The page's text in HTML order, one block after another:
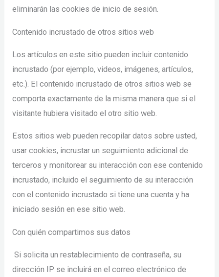
eliminarán las cookies de inicio de sesión.
Contenido incrustado de otros sitios web
Los artículos en este sitio pueden incluir contenido
incrustado (por ejemplo, videos, imágenes, artículos,
etc.). El contenido incrustado de otros sitios web se
comporta exactamente de la misma manera que si el
visitante hubiera visitado el otro sitio web.
Estos sitios web pueden recopilar datos sobre usted,
usar cookies, incrustar un seguimiento adicional de
terceros y monitorear su interacción con ese contenido
incrustado, incluido el seguimiento de su interacción
con el contenido incrustado si tiene una cuenta y ha
iniciado sesión en ese sitio web.
Con quién compartimos sus datos
Si solicita un restablecimiento de contraseña, su
dirección IP se incluirá en el correo electrónico de